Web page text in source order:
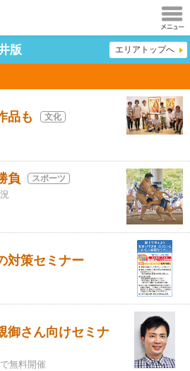
メニュ
ー
版 エリアトップへ
品も 文化
負 スポーツ
対策セミナー
御さん向けセミナ
無料開催